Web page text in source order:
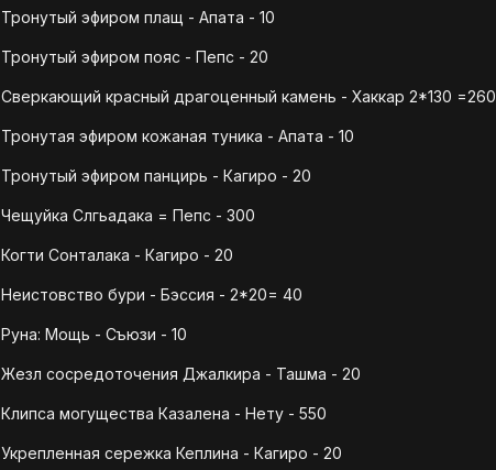
Тронутый эфиром плащ - Апата - 10
Тронутый эфиром пояс - Пепс - 20
Сверкающий красный драгоценный камень - Хаккар 2*130 =260
Тронутая эфиром кожаная туника - Апата - 10
Тронутый эфиром панцирь - Кагиро - 20
Чещуйка Слгьадака = Пепс - 300
Когти Сонталака - Кагиро - 20
Неистовство бури - Бэссия - 2*20= 40
Руна: Мощь - Съюзи - 10
Жезл сосредоточения Джалкира - Ташма - 20
Клипса могущества Казалена - Нету - 550
Укрепленная сережка Кеплина - Кагиро - 20